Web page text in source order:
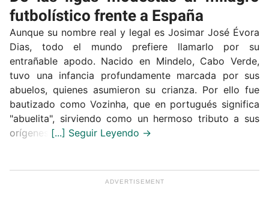
futbolístico frente a España
Aunque su nombre real y legal es Josimar José Évora
Dias, todo el mundo prefiere llamarlo por su
entrañable apodo. Nacido en Mindelo, Cabo Verde,
tuvo una infancia profundamente marcada por sus
abuelos, quienes asumieron su crianza. Por ello fue
bautizado como Vozinha, que en portugués significa
"abuelita", sirviendo como un hermoso tributo a sus
orígenes.